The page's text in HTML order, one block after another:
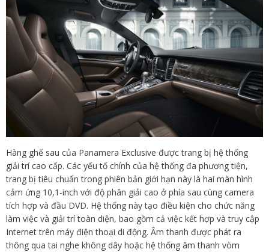
Hàng ghế sau của Panamera Exclusive được trang bị hệ thống
giải trí cao cấp. Các yếu tố chính của hệ thống đa phương tiện,
trang bị tiêu chuẩn trong phiên bản giới hạn này là hai màn hình
cảm ứng 10,1-inch với độ phân giải cao ở phía sau cùng camera
tích hợp và đầu DVD. Hệ thống này tạo điều kiện cho chức năng
làm việc và giải trí toàn diện, bao gồm cả việc kết hợp và truy cập
Internet trên máy điện thoại di động. Âm thanh được phát ra
thông qua tai nghe không dây hoặc hệ thống âm thanh vòm